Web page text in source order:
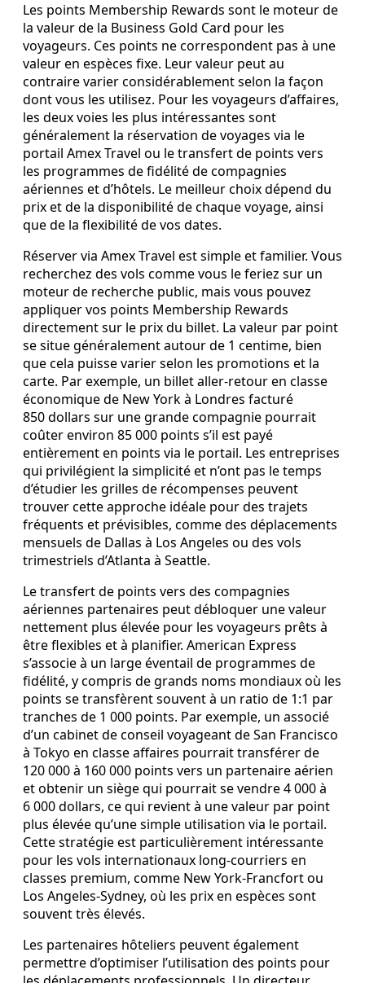
Les points Membership Rewards sont le moteur de
la valeur de la Business Gold Card pour les
voyageurs. Ces points ne correspondent pas à une
valeur en espèces fixe. Leur valeur peut au
contraire varier considérablement selon la façon
dont vous les utilisez. Pour les voyageurs d’affaires,
les deux voies les plus intéressantes sont
généralement la réservation de voyages via le
portail Amex Travel ou le transfert de points vers
les programmes de fidélité de compagnies
aériennes et d’hôtels. Le meilleur choix dépend du
prix et de la disponibilité de chaque voyage, ainsi
que de la flexibilité de vos dates.
Réserver via Amex Travel est simple et familier. Vous
recherchez des vols comme vous le feriez sur un
moteur de recherche public, mais vous pouvez
appliquer vos points Membership Rewards
directement sur le prix du billet. La valeur par point
se situe généralement autour de 1 centime, bien
que cela puisse varier selon les promotions et la
carte. Par exemple, un billet aller‑retour en classe
économique de New York à Londres facturé
850 dollars sur une grande compagnie pourrait
coûter environ 85 000 points s’il est payé
entièrement en points via le portail. Les entreprises
qui privilégient la simplicité et n’ont pas le temps
d’étudier les grilles de récompenses peuvent
trouver cette approche idéale pour des trajets
fréquents et prévisibles, comme des déplacements
mensuels de Dallas à Los Angeles ou des vols
trimestriels d’Atlanta à Seattle.
Le transfert de points vers des compagnies
aériennes partenaires peut débloquer une valeur
nettement plus élevée pour les voyageurs prêts à
être flexibles et à planifier. American Express
s’associe à un large éventail de programmes de
fidélité, y compris de grands noms mondiaux où les
points se transfèrent souvent à un ratio de 1:1 par
tranches de 1 000 points. Par exemple, un associé
d’un cabinet de conseil voyageant de San Francisco
à Tokyo en classe affaires pourrait transférer de
120 000 à 160 000 points vers un partenaire aérien
et obtenir un siège qui pourrait se vendre 4 000 à
6 000 dollars, ce qui revient à une valeur par point
plus élevée qu’une simple utilisation via le portail.
Cette stratégie est particulièrement intéressante
pour les vols internationaux long‑courriers en
classes premium, comme New York‑Francfort ou
Los Angeles‑Sydney, où les prix en espèces sont
souvent très élevés.
Les partenaires hôteliers peuvent également
permettre d’optimiser l’utilisation des points pour